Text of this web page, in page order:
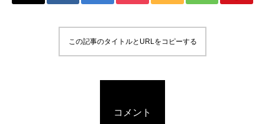
この記事のタイトルとURLをコピーする
コメント